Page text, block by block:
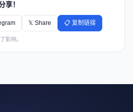
享！
𝕏 Share 📋 复制链接
影响。